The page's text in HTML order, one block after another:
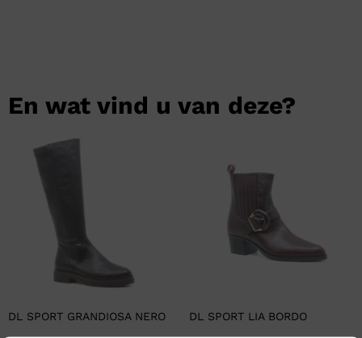
En wat vind u van deze?
DL SPORT GRANDIOSA NERO DL SPORT LIA BORDO